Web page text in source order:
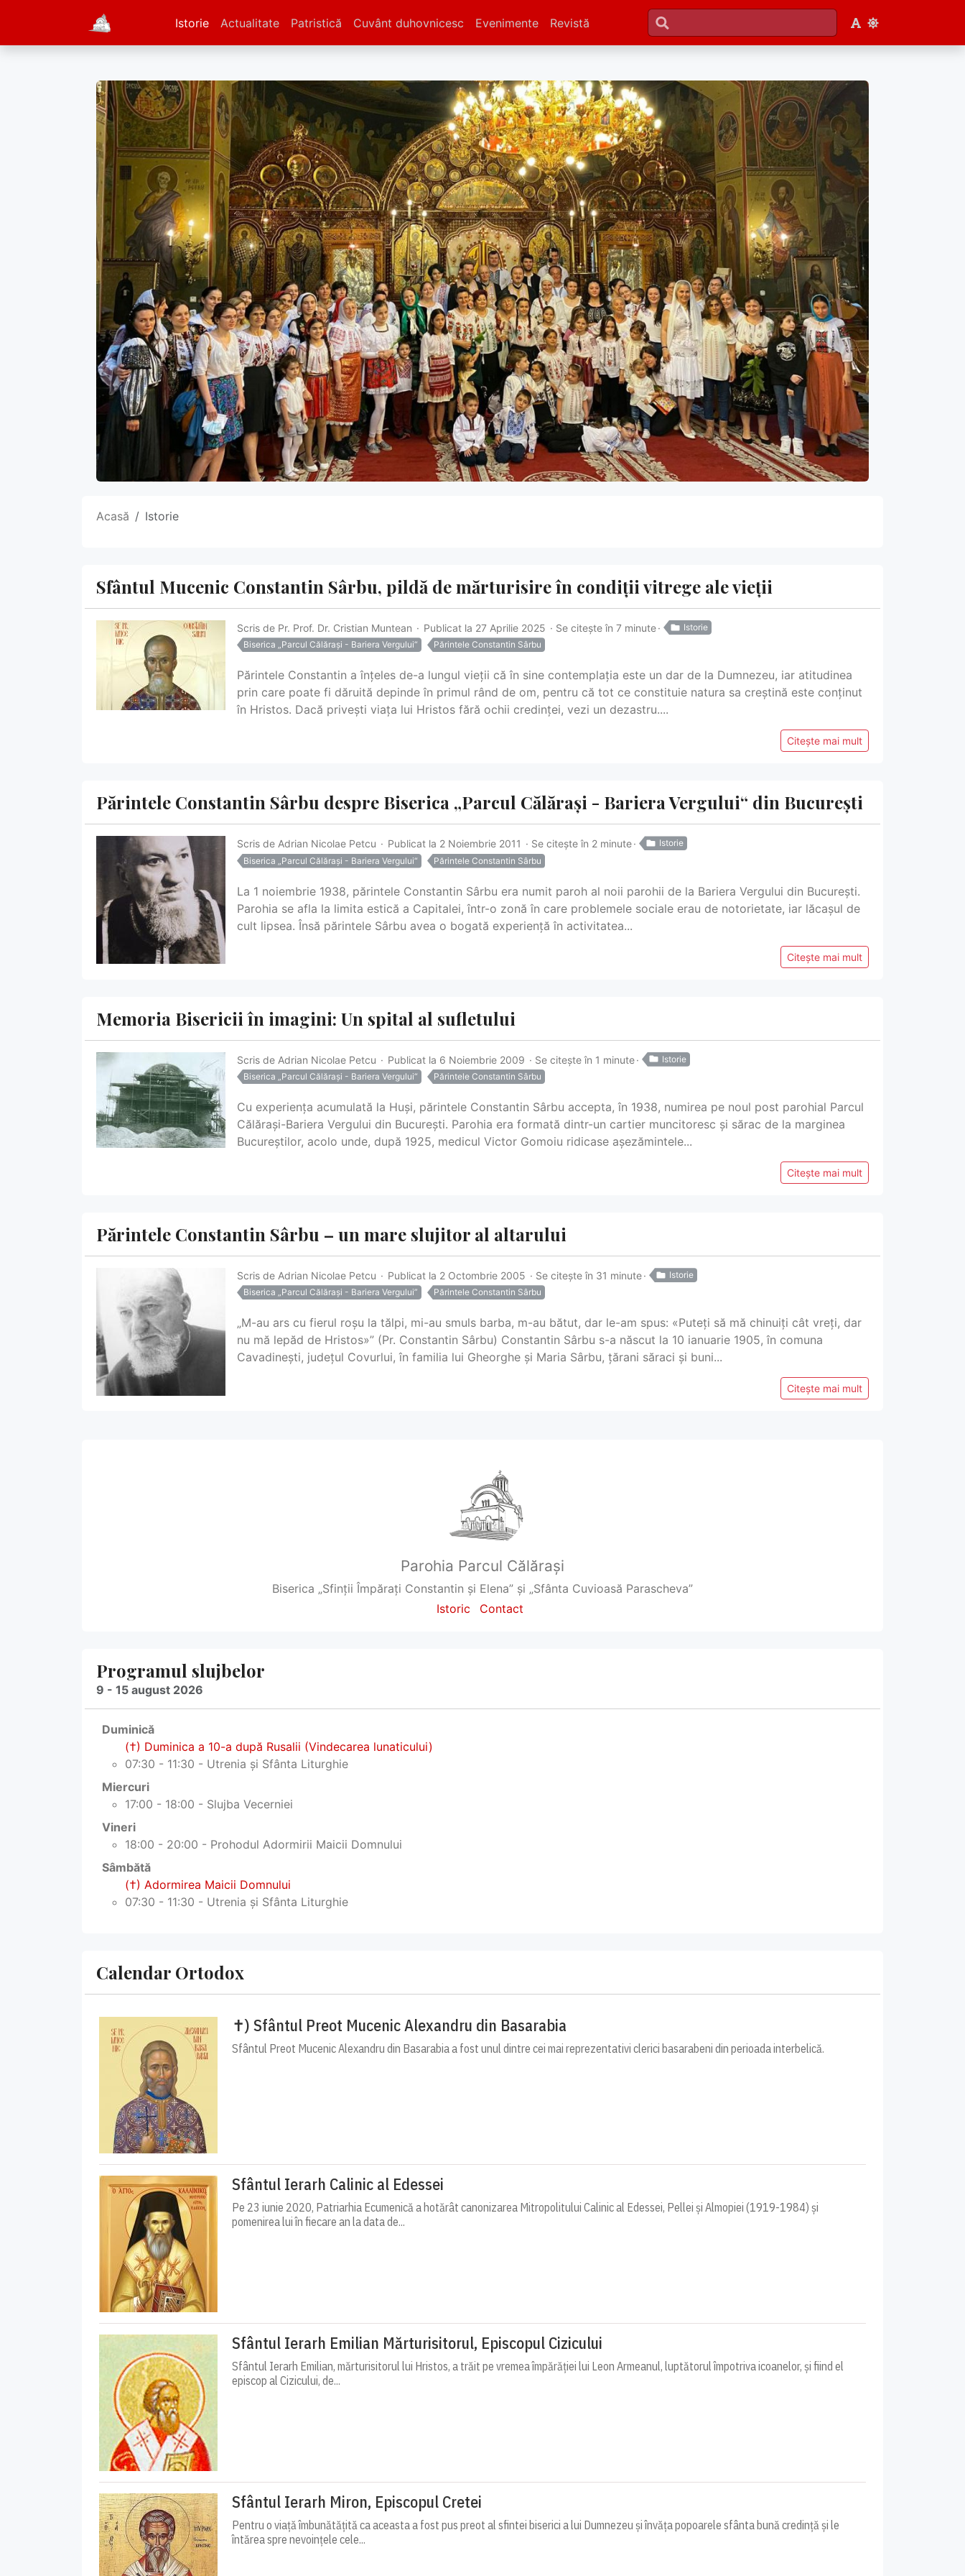
Istorie Actualitate Patristică Cuvânt duhovnicesc Evenimente Revistă
Acasă Istorie
Sfântul Mucenic Constantin Sârbu, pildă de mărturisire în condiții vitrege ale vieții
Scris de Pr. Prof. Dr. Cristian Muntean Publicat la 27 Aprilie 2025 Se citește în 7 minute
Istorie
Biserica „Parcul Călărași - Bariera Vergului“
Părintele Constantin Sârbu
Părintele Constantin a înțeles de-a lungul vieții că în sine contemplația este un dar de la Dumnezeu, iar atitudinea
prin care poate fi dăruită depinde în primul rând de om, pentru că tot ce constituie natura sa creștină este conținut
în Hristos. Dacă privești viața lui Hristos fără ochii credinței, vezi un dezastru....
Citește mai mult
Părintele Constantin Sârbu despre Biserica „Parcul Călărași - Bariera Vergului“ din București
Scris de Adrian Nicolae Petcu Publicat la 2 Noiembrie 2011 Se citește în 2 minute
Istorie
Biserica „Parcul Călărași - Bariera Vergului“
Părintele Constantin Sârbu
La 1 noiembrie 1938, părintele Constantin Sârbu era numit paroh al noii parohii de la Bariera Vergului din București.
Parohia se afla la limita estică a Capitalei, într-o zonă în care problemele sociale erau de notorietate, iar lăcașul de
cult lipsea. Însă părintele Sârbu avea o bogată experiență în activitatea...
Citește mai mult
Memoria Bisericii în imagini: Un spital al sufletului
Scris de Adrian Nicolae Petcu Publicat la 6 Noiembrie 2009 Se citește în 1 minute
Istorie
Biserica „Parcul Călărași - Bariera Vergului“
Părintele Constantin Sârbu
Cu experiența acumulată la Huși, părintele Constantin Sârbu accepta, în 1938, numirea pe noul post parohial Parcul
Călărași-Bariera Vergului din București. Parohia era formată dintr-un cartier muncitoresc și sărac de la marginea
Bucureștilor, acolo unde, după 1925, medicul Victor Gomoiu ridicase așezămintele...
Citește mai mult
Părintele Constantin Sârbu – un mare slujitor al altarului
Scris de Adrian Nicolae Petcu Publicat la 2 Octombrie 2005 Se citește în 31 minute
Istorie
Biserica „Parcul Călărași - Bariera Vergului”
Părintele Constantin Sârbu
„M-au ars cu fierul roșu la tălpi, mi-au smuls barba, m-au bătut, dar le-am spus: «Puteți să mă chinuiți cât vreți, dar
nu mă lepăd de Hristos»” (Pr. Constantin Sârbu) Constantin Sârbu s-a născut la 10 ianuarie 1905, în comuna
Cavadinești, județul Covurlui, în familia lui Gheorghe și Maria Sârbu, țărani săraci și buni...
Citește mai mult
Parohia Parcul Călărași
Biserica „Sfinții Împărați Constantin și Elena” și „Sfânta Cuvioasă Parascheva”
Istoric
Contact
Programul slujbelor
9 - 15 august 2026
Duminică
(†) Duminica a 10-a după Rusalii (Vindecarea lunaticului)
07:30 - 11:30 - Utrenia și Sfânta Liturghie
Miercuri
17:00 - 18:00 - Slujba Vecerniei
Vineri
18:00 - 20:00 - Prohodul Adormirii Maicii Domnului
Sâmbătă
(†) Adormirea Maicii Domnului
07:30 - 11:30 - Utrenia și Sfânta Liturghie
Calendar Ortodox
✝) Sfântul Preot Mucenic Alexandru din Basarabia
Sfântul Preot Mucenic Alexandru din Basarabia a fost unul dintre cei mai reprezentativi clerici basarabeni din perioada interbelică.
Sfântul Ierarh Calinic al Edessei
Pe 23 iunie 2020, Patriarhia Ecumenică a hotărât canonizarea Mitropolitului Calinic al Edessei, Pellei și Almopiei (1919-1984) și
pomenirea lui în fiecare an la data de...
Sfântul Ierarh Emilian Mărturisitorul, Episcopul Cizicului
Sfântul Ierarh Emilian, mărturisitorul lui Hristos, a trăit pe vremea împărăției lui Leon Armeanul, luptătorul împotriva icoanelor, și fiind el
episcop al Cizicului, de...
Sfântul Ierarh Miron, Episcopul Cretei
Pentru o viață îmbunătățită ca aceasta a fost pus preot al sfintei biserici a lui Dumnezeu și învăța popoarele sfânta bună credință și le
întărea spre nevoințele cele...